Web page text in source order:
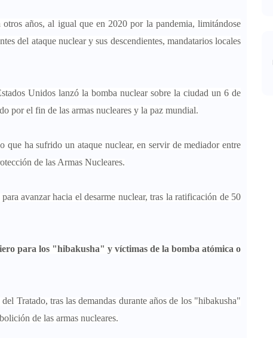
años, al igual que en 2020 por la pandemia, limitándose
del ataque nuclear y sus descendientes, mandatarios locales
Unidos lanzó la bomba nuclear sobre la ciudad un 6 de
por el fin de las armas nucleares y la paz mundial.
ha sufrido un ataque nuclear, en servir de mediador entre
de las Armas Nucleares.
avanzar hacia el desarme nuclear, tras la ratificación de 50
para los "hibakusha" y víctimas de la bomba atómica o
Tratado, tras las demandas durante años de los "hibakusha"
de las armas nucleares.